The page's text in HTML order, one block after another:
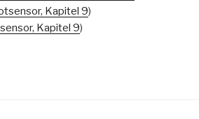
Kapitel 9)
Kapitel 9)